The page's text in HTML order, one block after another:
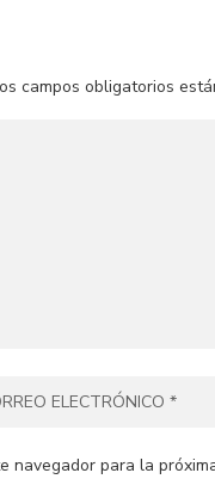
campos obligatorios
navegador para la